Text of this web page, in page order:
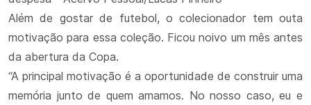
Além de gostar de futebol, o colecionador tem outa
motivação para essa coleção. Ficou noivo um mês antes
da abertura da Copa.
“A principal motivação é a oportunidade de construir uma
memória junto de quem amamos. No nosso caso, eu e